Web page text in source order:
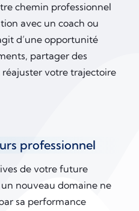
chemin professionnel
avec un coach ou
d’une opportunité
partager des
votre trajectoire
professionnel
de votre future
nouveau domaine ne
sa performance